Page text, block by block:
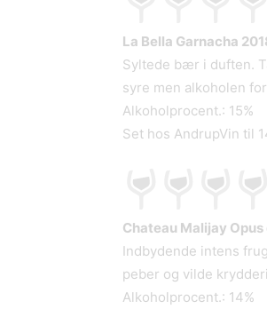
La Bella Garnacha
Syltede bær i duften.
syre men alkoholen
Alkoholprocent.: 15%
Set hos AndrupVin til
Chateau Malijay
Indbydende intens
peber og vilde
Alkoholprocent.: 14%